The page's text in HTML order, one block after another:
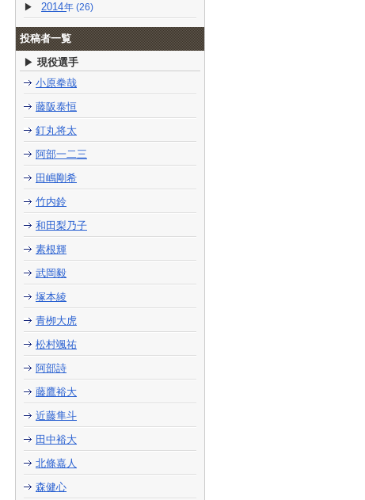
2014 (26)
投稿者一覧
現役選手
小原拳哉
藤阪泰恒
釘丸将太
阿部一二三
田嶋剛希
竹内鈴
和田梨乃子
素根輝
武岡毅
塚本綾
青栁大虎
松村颯祐
阿部詩
藤鷹裕大
近藤隼斗
田中裕大
北條嘉人
森健心